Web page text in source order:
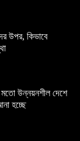
উপর, কিভাবে
উন্নয়নশীল দেশে
হচ্ছে